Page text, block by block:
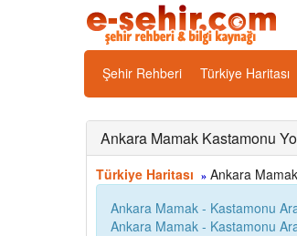
Şehir Rehberi Türkiye Haritası
Ankara Mamak Kastamonu
Türkiye Haritası » Ankara
Ankara Mamak - Kastamonu
Ankara Mamak - Kastamonu